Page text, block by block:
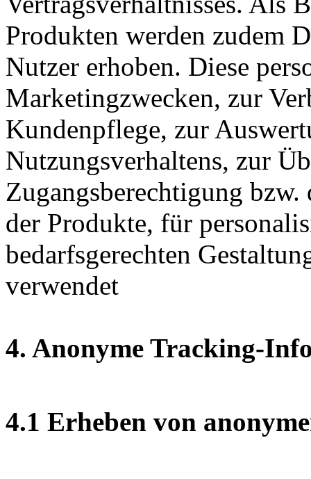
Produkten werden zudem
Nutzer erhoben. Diese
Marketingzwecken, zur
Kundenpflege, zur
Nutzungsverhaltens, zur
Zugangsberechtigung bzw.
der Produkte, für
bedarfsgerechten
verwendet
4. Anonyme Tracking-
4.1 Erheben von